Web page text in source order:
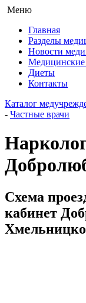
Меню
Главная
Разделы
Новости
Медицинские
Диеты
Контакты
Каталог
- Частные врачи
Схема
кабинет